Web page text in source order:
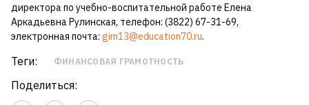
директора по учебно-воспитательной работе Елена
Аркадьевна Рулинская, телефон: (3822) 67-31-69,
электронная почта: gim13@education70.ru.
Теги: ФИНАНСОВАЯ ГРАМОТНОСТЬ
Поделиться: